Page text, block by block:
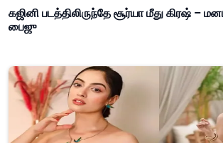
கஜினி படத்திலிருந்தே சூர்யா மீது கிரஷ் –
பைஜு